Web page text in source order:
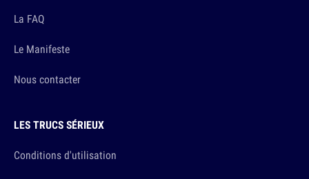
La FAQ
Le Manifeste
Nous contacter
LES TRUCS SÉRIEUX
Conditions d'utilisation